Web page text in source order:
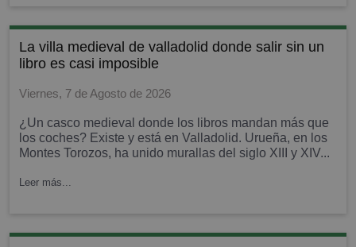
la villa medieval de valladolid donde salir sin un
libro es casi imposible
Viernes, 7 de Agosto de 2026
¿Un casco medieval donde los libros mandan más que
los coches? Existe y está en Valladolid. Urueña, en los
Montes Torozos, ha unido murallas del siglo XIII y XIV...
Leer más...